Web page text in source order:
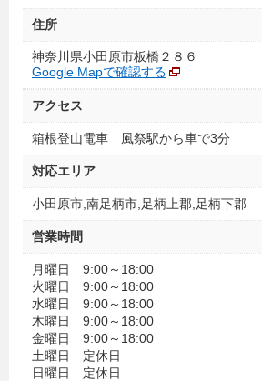
住所
神奈川県小田原市板橋２８６
Google Mapで確認する
アクセス
箱根登山電車 風祭駅から車で3分
対応エリア
小田原市,南足柄市,足柄上郡,足柄下郡
営業時間
月曜日 9:00～18:00
火曜日 9:00～18:00
水曜日 9:00～18:00
木曜日 9:00～18:00
金曜日 9:00～18:00
土曜日 定休日
日曜日 定休日